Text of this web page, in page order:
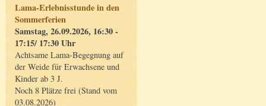
Lama-Erlebnisstunde in den
Sommerferien
Samstag, 26.09.2026, 16:30 -
17:15/ 17:30 Uhr
Achtsame Lama-Begegnung auf
der Weide für Erwachsene und
Kinder ab 3 J.
Noch 8 Plätze frei (Stand vom
03.08.2026)